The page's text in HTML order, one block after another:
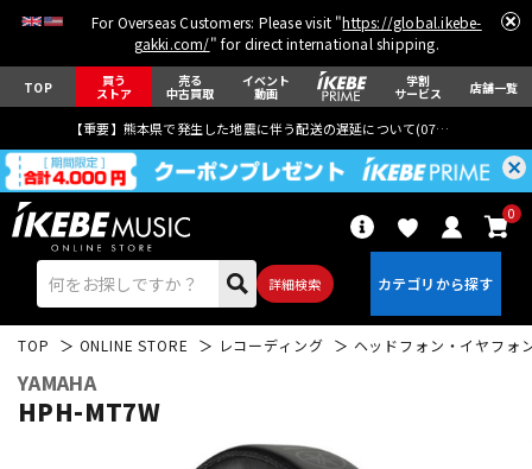
For Overseas Customers: Please visit "https://global.ikebe-
gakki.com/" for direct international shipping.
TOP 買う
ストア
売る
中古買取
イベント
動画
学割
サービス 店舗一覧
【重要】熊本県で発生した地震に伴う配送の遅延について(07月29日
詳細検索
0
TOP ONLINE STORE レコーディング ヘッドフォン・イヤフォ
YAMAHA
HPH-MT7W